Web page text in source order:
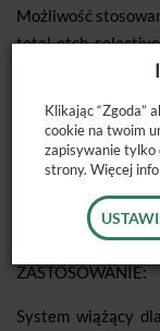
Możliwość
total-etch,
Wysoka siła
Minimalizuje
penetracji środka
Nie wymaga
temperaturze
ZASTOSOWANIE:
System wiążący
Klikając “Zgoda”
cookie na twoim
zapisywanie tylko
strony. Więcej